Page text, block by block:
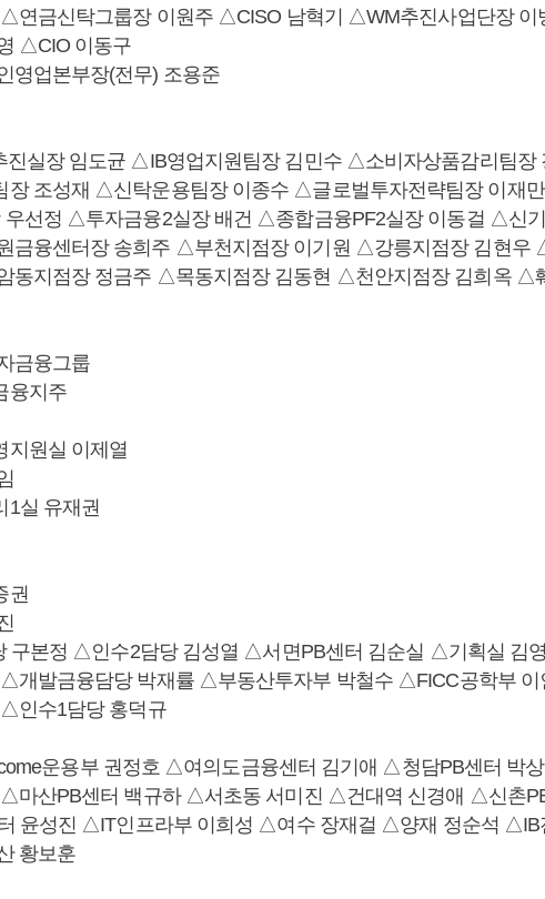
연금신탁그룹장 이원주 △CISO 남혁기 △WM추진사업단장
△CIO 이동구
영업본부장(전무) 조용준
실장 임도균 △IB영업지원팀장 김민수 △소비자상품감리팀장
장 조성재 △신탁운용팀장 이종수 △글로벌투자전략팀장 이재
우선정 △투자금융2실장 배건 △종합금융PF2실장 이동걸 △신
금융센터장 송희주 △부천지점장 이기원 △강릉지점장 김현우
동지점장 정금주 △목동지점장 김동현 △천안지점장 김희옥 △
금융그룹
융지주
원실 이제열
실 유재권
권
구본정 △인수2담당 김성열 △서면PB센터 김순실 △기획실 김
개발금융담당 박재률 △부동산투자부 박철수 △FICC공학부
인수1담당 홍덕규
운용부 권정호 △여의도금융센터 김기애 △청담PB센터 박
△마산PB센터 백규하 △서초동 서미진 △건대역 신경애 △신촌
윤성진 △IT인프라부 이희성 △여수 장재걸 △양재 정순석 △IB
황보훈